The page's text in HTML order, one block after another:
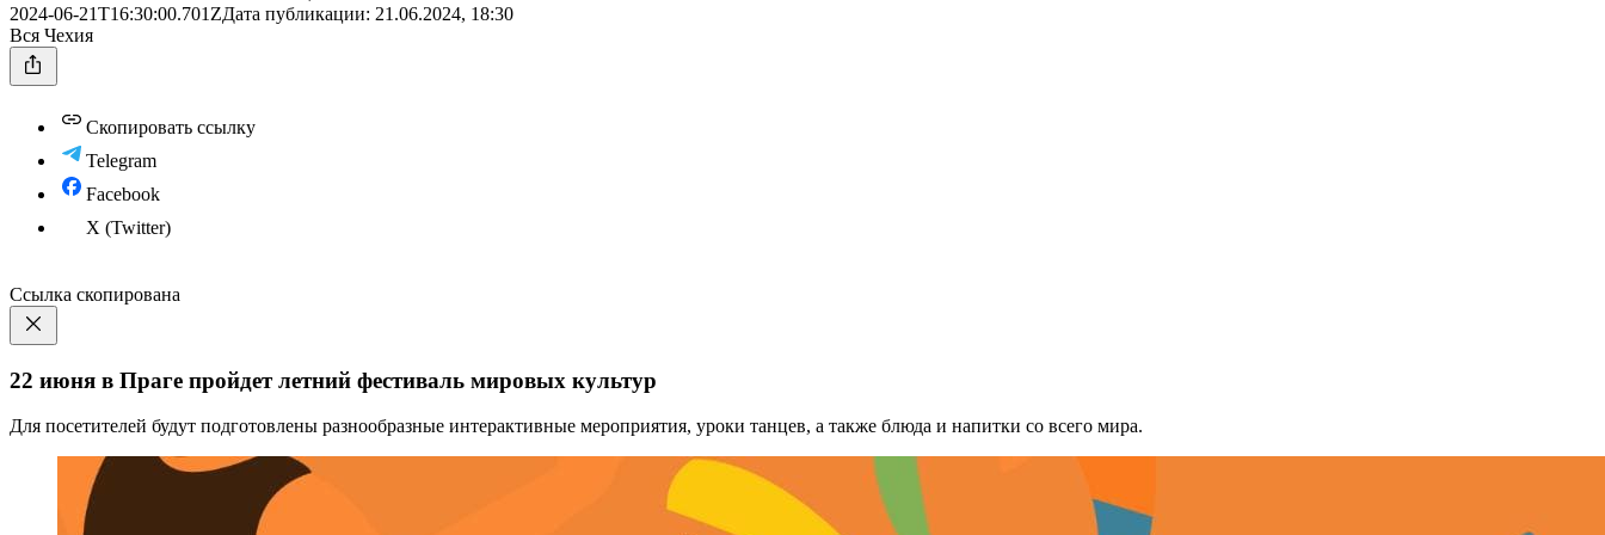
2024-06-21T16:30:00.701ZДата публикации: 21.06.2024, 18:30
Вся Чехия
Скопировать ссылку
Telegram
Facebook
X (Twitter)
Ссылка скопирована
22 июня в Праге пройдет летний фестиваль мировых культур
Для посетителей будут подготовлены разнообразные интерактивные мероприятия, уроки танцев, а также блюда и напитки со всего мира.